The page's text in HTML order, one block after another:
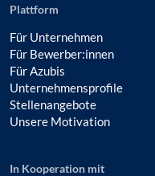
Plattform
Für Unternehmen
Für Bewerber:innen
Für Azubis
Unternehmensprofile
Stellenangebote
Unsere Motivation
In Kooperation mit